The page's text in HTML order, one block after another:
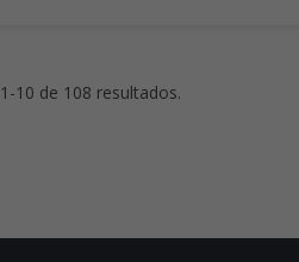
1-10 de 108 resultados.